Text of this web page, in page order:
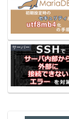
サーバー